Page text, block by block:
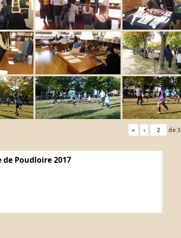
« ‹ de3
de Poudloire 2017